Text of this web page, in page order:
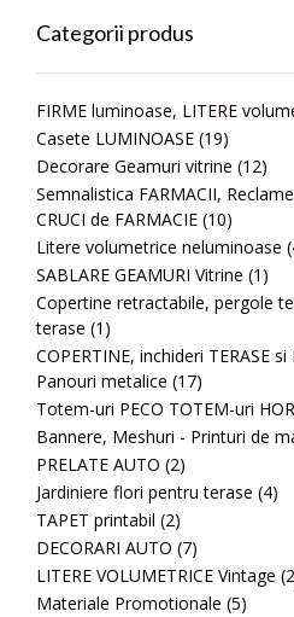
Categorii produs
FIRME luminoase, LITERE
Casete LUMINOASE (19)
Decorare Geamuri vitrine (12)
Semnalistica FARMACII,
CRUCI de FARMACIE (10)
Litere volumetrice neluminoase
SABLARE GEAMURI Vitrine (1)
Copertine retractabile, pergole
terase (1)
COPERTINE, inchideri TERASE si
Panouri metalice (17)
Totem-uri PECO TOTEM-uri
Bannere, Meshuri - Printuri de
PRELATE AUTO (2)
Jardiniere flori pentru terase (4)
TAPET printabil (2)
DECORARI AUTO (7)
LITERE VOLUMETRICE Vintage
Materiale Promotionale (5)